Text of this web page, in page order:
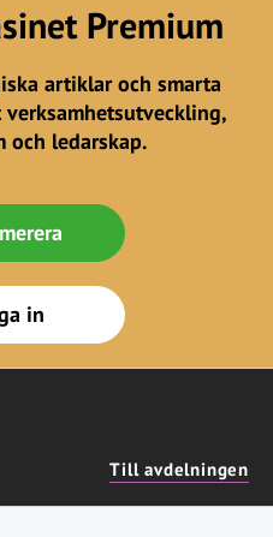
Premium
artiklar och smarta
och ledarskap.
in
Till avdelningen